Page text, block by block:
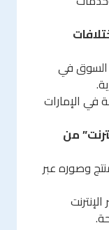
السوق في
في الإمارات
من
وصوره عبر